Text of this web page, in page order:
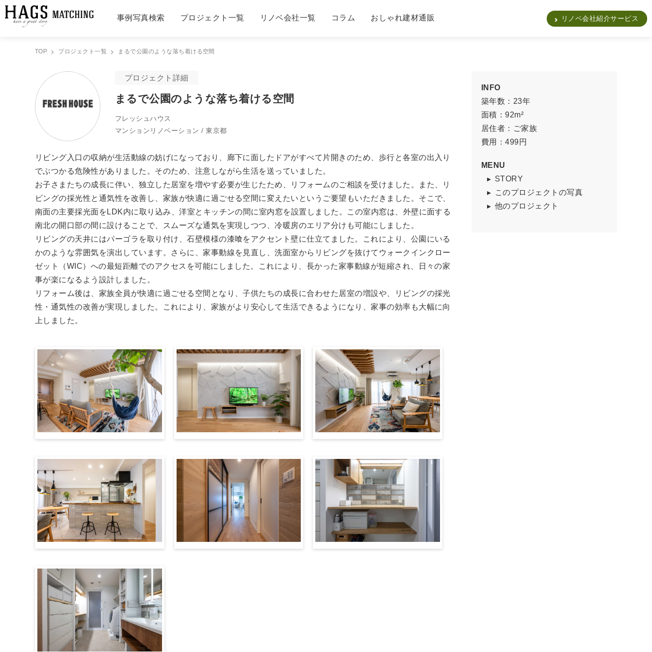
事例写真検索 プロジェクト一覧 リノベ会社一覧 コラム おしゃれ建材通販 リノベ会社紹介サービス
TOP プロジェクト一覧 まるで公園のような落ち着ける空間
プロジェクト詳細
まるで公園のような落ち着ける空間
フレッシュハウス
マンションリノベーション / 東京都
INFO
築年数：23年
面積：92m²
居住者：ご家族
費用：499円
MENU
STORY
このプロジェクトの写真
他のプロジェクト
リビング入口の収納が生活動線の妨げになっており、廊下に面したドアがすべて片開きのため、歩行と各室の出入り
でぶつかる危険性がありました。そのため、注意しながら生活を送っていました。
お子さまたちの成長に伴い、独立した居室を増やす必要が生じたため、リフォームのご相談を受けました。また、リ
ビングの採光性と通気性を改善し、家族が快適に過ごせる空間に変えたいというご要望もいただきました。そこで、
南面の主要採光面をLDK内に取り込み、洋室とキッチンの間に室内窓を設置しました。この室内窓は、外壁に面する
南北の開口部の間に設けることで、スムーズな通気を実現しつつ、冷暖房のエリア分けも可能にしました。
リビングの天井にはパーゴラを取り付け、石壁模様の漆喰をアクセント壁に仕立てました。これにより、公園にいる
かのような雰囲気を演出しています。さらに、家事動線を見直し、洗面室からリビングを抜けてウォークインクロー
ゼット（WIC）への最短距離でのアクセスを可能にしました。これにより、長かった家事動線が短縮され、日々の家
事が楽になるよう設計しました。
リフォーム後は、家族全員が快適に過ごせる空間となり、子供たちの成長に合わせた居室の増設や、リビングの採光
性・通気性の改善が実現しました。これにより、家族がより安心して生活できるようになり、家事の効率も大幅に向
上しました。